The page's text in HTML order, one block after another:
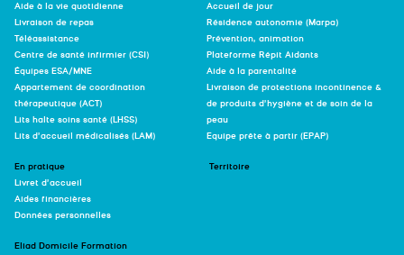
Aide à la vie quotidienne
Livraison de repas
Téléassistance
Centre de santé infirmier (CSI)
Équipes ESA/MNE
Appartement de coordination
thérapeutique (ACT)
Lits halte soins santé (LHSS)
Lits d’accueil médicalisés (LAM)
Accueil de jour
Résidence autonomie (Marpa)
Prévention, animation
Plateforme Répit Aidants
Aide à la parentalité
Livraison de protections incontinence &
de produits d’hygiène et de soin de la
peau
Equipe prête à partir (EPAP)
En pratique
Livret d’accueil
Aides financières
Données personnelles
Territoire
Eliad Domicile Formation